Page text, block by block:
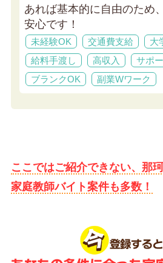
あれば基本的に自由のため
安心です！
未経験OK 交通費支給
大
給料手渡し
高収入
サポ
ブランクOK
副業Wワーク
ここではご紹介できない、那
家庭教師バイト案件も多数！